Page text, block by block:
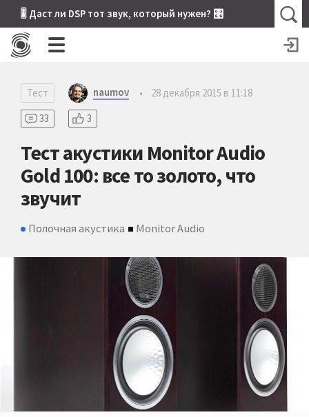
🎚 Даст ли DSP тот звук, который нужен? 🎛
Тест naumov •
28 декабря 2015 в 11:18
33
3
Тест акустики Monitor Audio
Gold 100: все то золото, что
звучит
Полочная акустика Monitor Audio